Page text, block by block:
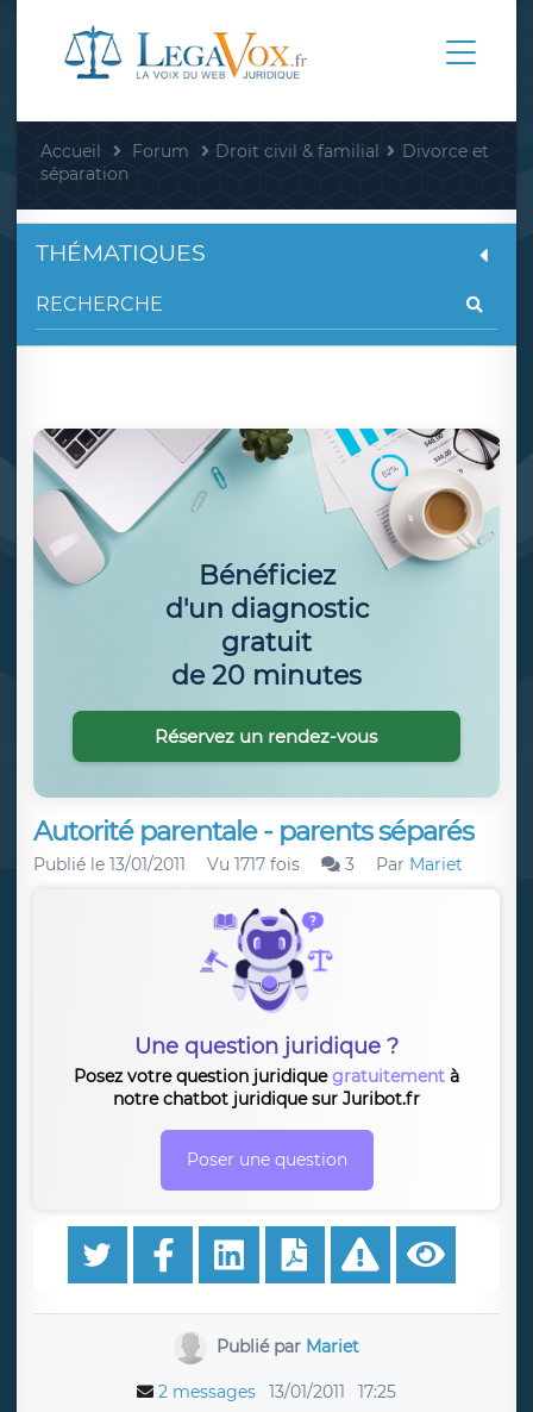
Accueil Forum Droit civil & familial
Divorce et
séparation
Autorité parentale - parents séparés
Publié le 13/01/2011 Vu 1717 fois 3 Par Mariet
Une question juridique ?
Posez votre question juridiquegratuitement à
notre chatbot juridique sur Juribot.fr
Poser une question
Publié par Mariet
2 messages 13/01/2011 17:25
THÉMATIQUES
Bénéficiez
d'un diagnostic
gratuit
de 20 minutes
Réservez un rendez-vous